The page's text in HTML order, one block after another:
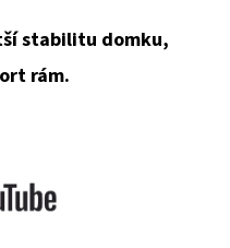
stabilitu domku,
rám.